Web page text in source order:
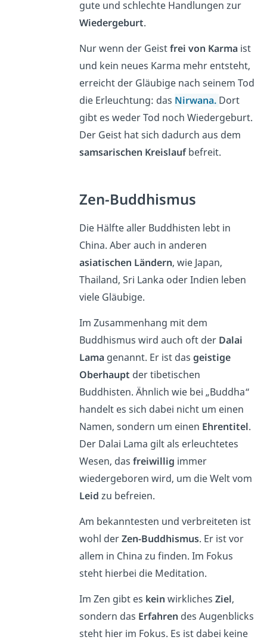
gute und schlechte Handlungen zur
Wiedergeburt.
Nur wenn der Geistfrei von Karmaist
und kein neues Karma mehr entsteht,
erreicht der Gläubige nach seinem Tod
die Erleuchtung: das Nirwana. Dort
gibt es weder Tod noch Wiedergeburt.
Der Geist hat sich dadurch aus dem
samsarischen Kreislaufbefreit.
Zen-Buddhismus
Die Hälfte aller Buddhisten lebt in
China. Aber auch in anderen
asiatischen Ländern, wie Japan,
Thailand, Sri Lanka oder Indien leben
viele Gläubige.
Im Zusammenhang mit dem
Buddhismus wird auch oft der Dalai
Lamagenannt. Er ist das geistige
Oberhaupt der tibetischen
Buddhisten. Ähnlich wie bei „Buddha“
handelt es sich dabei nicht um einen
Namen, sondern um einen Ehrentitel.
Der Dalai Lama gilt als erleuchtetes
Wesen, das freiwillig immer
wiedergeboren wird, um die Welt vom
Leid zu befreien.
Am bekanntesten und verbreiteten ist
wohl derZen-Buddhismus. Er ist vor
allem in China zu finden. Im Fokus
steht hierbei die Meditation.
Im Zen gibt es kein wirkliches Ziel,
sondern das Erfahren des Augenblicks
steht hier im Fokus. Es ist dabei keine